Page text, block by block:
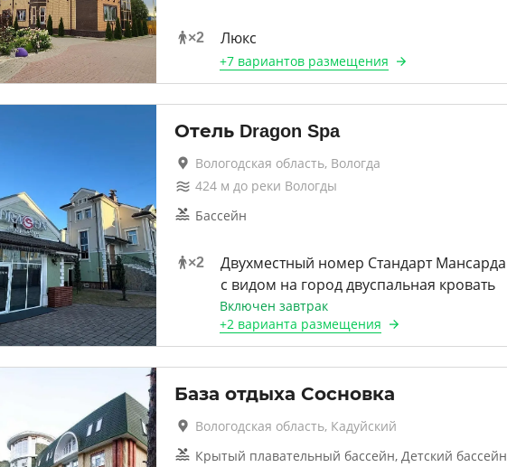
×2 Люкс
+7 вариантовразмещения
Отель Dragon Spa
Вологодская область, Вологда
424м до реки Вологды
Бассейн
×2
Двухместный номер Стандарт Мансарда
с видом на город двуспальная кровать
Включен завтрак
+2 варианта размещения
База отдыха Сосновка
Вологодская область, Кадуйский
Крытый плавательный бассейн, Детский бассейн